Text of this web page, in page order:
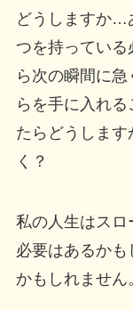
どうしますか…
つを持ってい
ら次の瞬間に
らを手に入れ
たらどうしま
く？
私の人生はスロ
必要はあるか
かもしれません